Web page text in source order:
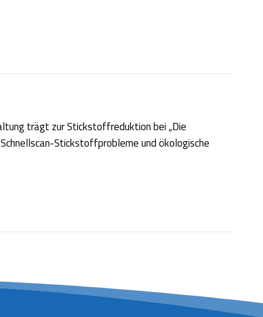
trägt zur Stickstoffreduktion bei „Die
Stickstoffprobleme und ökologische